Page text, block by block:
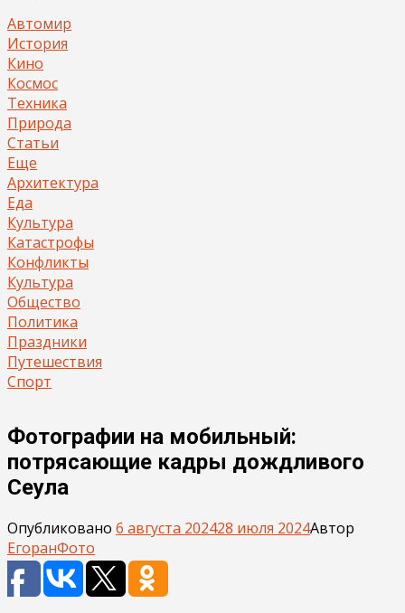
Автомир
История
Кино
Космос
Техника
Природа
Статьи
Еще
Архитектура
Еда
Культура
Катастрофы
Конфликты
Культура
Общество
Политика
Праздники
Путешествия
Спорт
Фотографии на мобильный:
потрясающие кадры дождливого
Сеула
Опубликовано 6 августа 202428 июля 2024Автор
ЕгоранФото